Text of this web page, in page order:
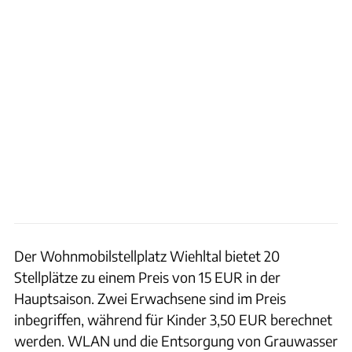
Der Wohnmobilstellplatz Wiehltal bietet 20
Stellplätze zu einem Preis von 15 EUR in der
Hauptsaison. Zwei Erwachsene sind im Preis
inbegriffen, während für Kinder 3,50 EUR berechnet
werden. WLAN und die Entsorgung von Grauwasser